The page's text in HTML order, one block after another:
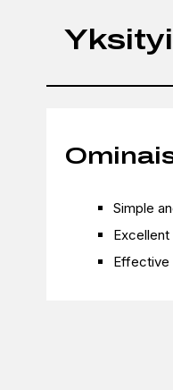
Simple
Effective